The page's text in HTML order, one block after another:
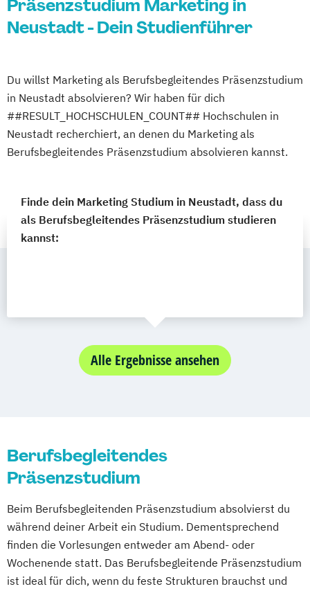
Präsenzstudium Marketing in
Neustadt - Dein Studienführer
Du willst Marketing als Berufsbegleitendes Präsenzstudium
in Neustadt absolvieren? Wir haben für dich
##RESULT_HOCHSCHULEN_COUNT## Hochschulen in
Neustadt recherchiert, an denen du Marketing als
Berufsbegleitendes Präsenzstudium absolvieren kannst.
Finde dein Marketing Studium in Neustadt, dass du
als Berufsbegleitendes Präsenzstudium studieren
kannst:
Alle Ergebnisse ansehen
Berufsbegleitendes
Präsenzstudium
Beim Berufsbegleitenden Präsenzstudium absolvierst du
während deiner Arbeit ein Studium. Dementsprechend
finden die Vorlesungen entweder am Abend- oder
Wochenende statt. Das Berufsbegleitende Präsenzstudium
ist ideal für dich, wenn du feste Strukturen brauchst und